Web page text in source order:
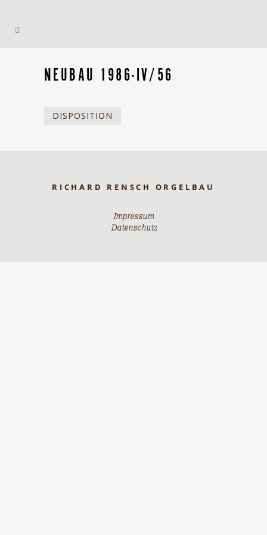
NEUBAU 1986-IV/56
DISPOSITION
RICHARD RENSCH ORGELBAU
Impressum
Datenschutz